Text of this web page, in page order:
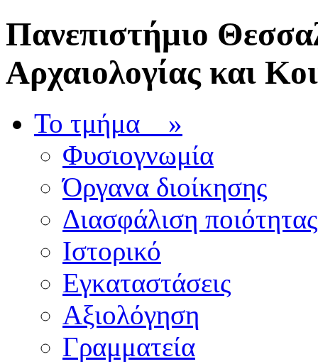
Πανεπιστήμιο
Αρχαιολογίας και
Το τμήμα »
Φυσιογνωμία
Όργανα διοίκησης
Διασφάλιση ποιότητας
Ιστορικό
Εγκαταστάσεις
Αξιολόγηση
Γραμματεία